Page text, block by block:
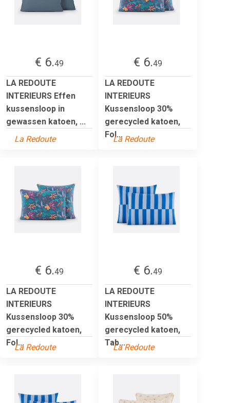
€ 6.49
LA REDOUTE
INTERIEURS Effen
kussensloop in
gewassen katoen, ...
La Redoute
€ 6.49
LA REDOUTE
INTERIEURS
Kussensloop 30%
gerecycled katoen,
Fol...La Redoute
€ 6.49
LA REDOUTE
INTERIEURS
Kussensloop 30%
gerecycled katoen,
Fol...La Redoute
€ 6.49
LA REDOUTE
INTERIEURS
Kussensloop 50%
gerecycled katoen,
Tab...
La Redoute